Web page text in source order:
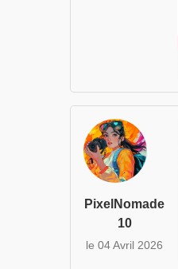
PixelNomade
10
le 04 Avril 2026